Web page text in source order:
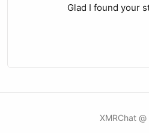
Glad I found your